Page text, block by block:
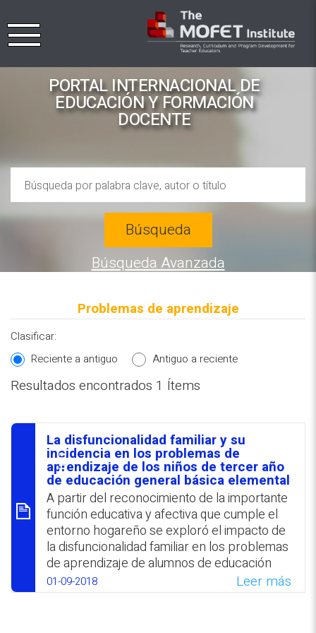
PORTAL INTERNACIONAL DE
EDUCACIÓN Y FORMACIÓN
DOCENTE
REPOSITORIO EN LÍNEA DE
CONTENIDOS ACADÉMICOS SOBRE
EDUCACIÓN Y FORMACIÓN DEL
PROFESORADO
Búsqueda
Búsqueda Avanzada
Problemas de aprendizaje
Clasificar:
Reciente a antiguo
Antiguo a reciente
Resultados encontrados 1 Ítems
סיכום
La disfuncionalidad familiar y su
incidencia en los problemas de
aprendizaje de los niños de tercer año
de educación general básica elemental
A partir del reconocimiento de la importante
función educativa y afectiva que cumple el
entorno hogareño se exploró el impacto de
la disfuncionalidad familiar en los problemas
de aprendizaje de alumnos de educación
básica. Se halló un porcentaje significativo
de disfuncionalidad y falta de cohesión y
01-09-2018 Leer más